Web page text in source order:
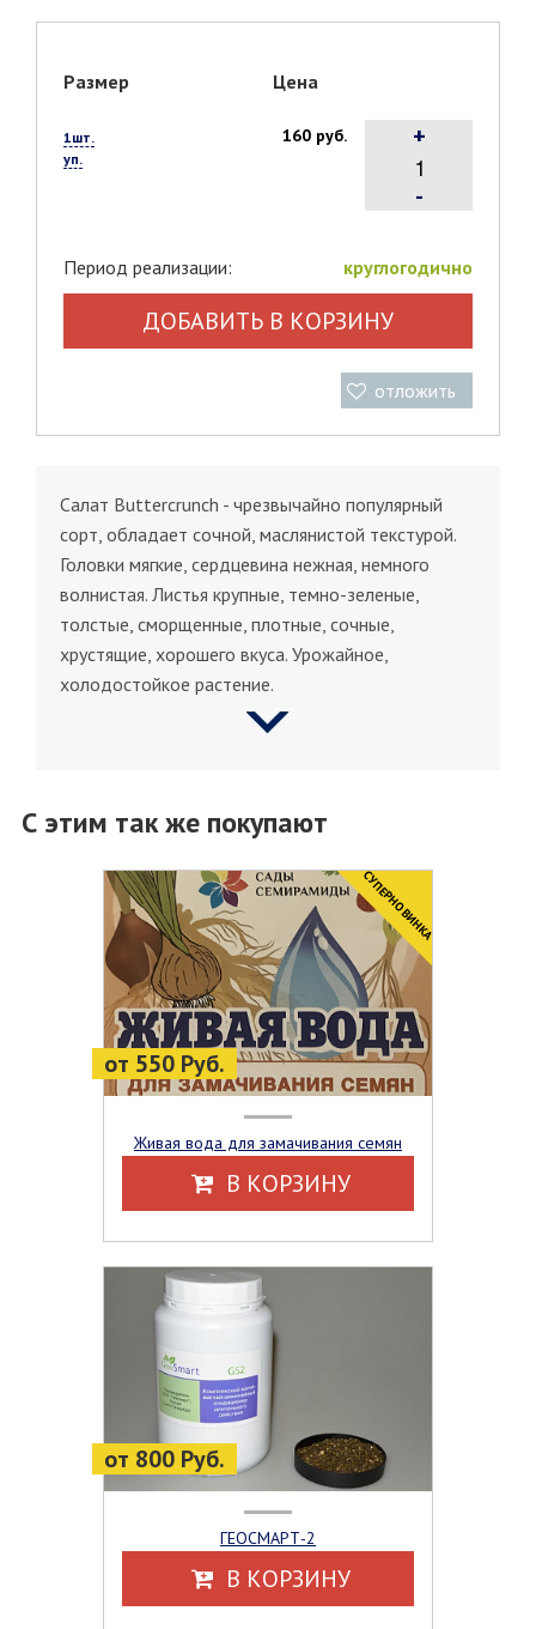
Размер Цена
1шт.
уп.
160 руб.
-
+
Период реализации: круглогодично
ДОБАВИТЬ В КОРЗИНУ
отложить
Салат Buttercrunch - чрезвычайно популярный
сорт, обладает сочной, маслянистой текстурой.
Головки мягкие, сердцевина нежная, немного
волнистая. Листья крупные, темно-зеленые,
толстые, сморщенные, плотные, сочные,
хрустящие, хорошего вкуса. Урожайное,
холодостойкое растение.
С этим так же покупают
от 550 Руб.
CУПЕРНОВИНКА
Живая вода для замачивания семян
В КОРЗИНУ
от 800 Руб.
ГЕОСМАРТ-2
В КОРЗИНУ